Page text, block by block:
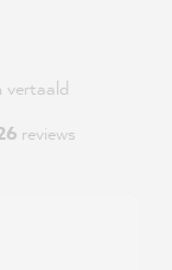
vertaald
reviews